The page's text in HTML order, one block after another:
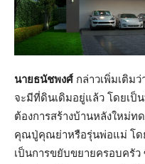
นายธนัชพงศ์ กล่าวเพิ่มเติม
จะมีที่ดินเดิมอยู่แล้ว โดยเ
ต้องการสร้างบ้านหลังใหม่
คุณปู่คุณย่าหรือรุ่นพ่อแม่ โด
เป็นการขยับขยายครอบครั